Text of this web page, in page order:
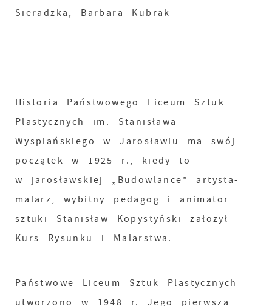
Sieradzka, Barbara Kubrak
----
Historia Państwowego Liceum Sztuk
Plastycznych im. Stanisława
Wyspiańskiego w Jarosławiu ma swój
początek w 1925 r., kiedy to
w jarosławskiej „Budowlance” artysta-
malarz, wybitny pedagog i animator
sztuki Stanisław Kopystyński założył
Kurs Rysunku i Malarstwa.
Państwowe Liceum Sztuk Plastycznych
utworzono w 1948 r. Jego pierwsza